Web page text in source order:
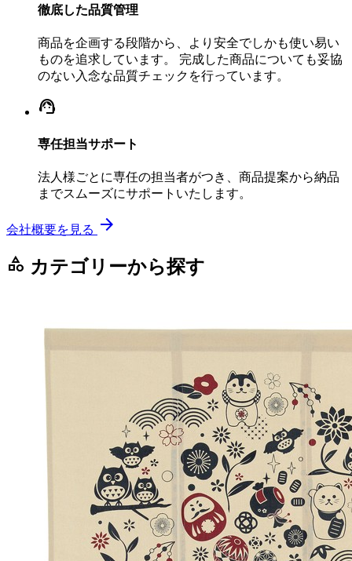
徹底した品質管理
商品を企画する段階から、より安全でしかも使い易い
ものを追求しています。 完成した商品についても妥協
のない入念な品質チェックを行っています。
support_agent
専任担当サポート
法人様ごとに専任の担当者がつき、商品提案から納品
までスムーズにサポートいたします。
会社概要を見る arrow_forward
category カテゴリーから探す